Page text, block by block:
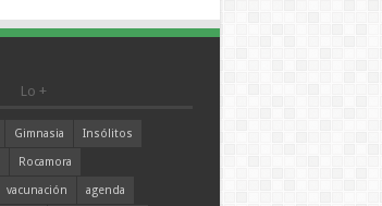
Lo +
Gimnasia
Insólitos
Rocamora
vacunación
agenda